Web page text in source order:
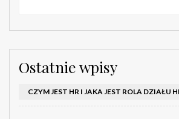
Ostatnie wpisy
CZYM JEST HR I JAKA JEST ROLA DZIAŁU